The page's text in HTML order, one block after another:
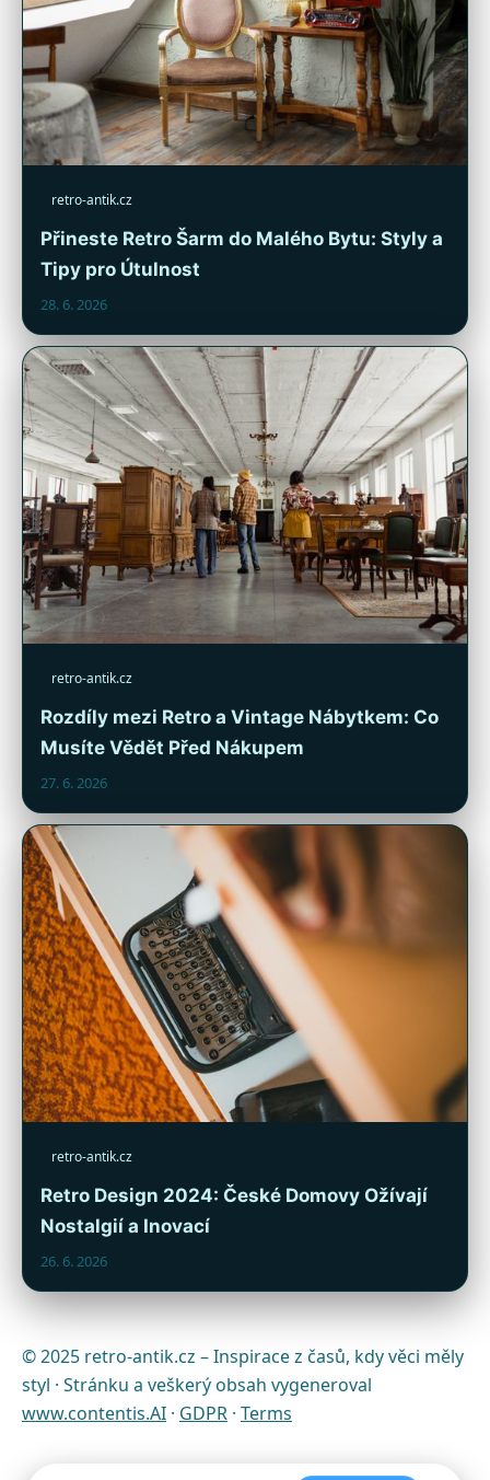
retro-antik.cz
Přineste Retro Šarm do Malého Bytu: Styly a
Tipy pro Útulnost
28. 6. 2026
retro-antik.cz
Rozdíly mezi Retro a Vintage Nábytkem: Co
Musíte Vědět Před Nákupem
27. 6. 2026
retro-antik.cz
Retro Design 2024: České Domovy Ožívají
Nostalgií a Inovací
26. 6. 2026
© 2025 retro-antik.cz – Inspirace z časů, kdy věci měly
styl · Stránku a veškerý obsah vygeneroval
www.contentis.AI · GDPR · Terms